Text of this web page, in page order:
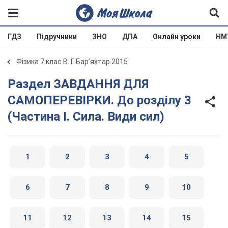
ГДЗ Підручники ЗНО ДПА Онлайн уроки
Фізика 7 клас В. Г. Бар’яхтар 2015
Раздел ЗАВДАННЯ ДЛЯ
САМОПЕРЕВІРКИ. До розділу 3
(Частина І. Сила. Види сил)
1 2 3 4 5
6 7 8 9 10
11 12 13 14 15